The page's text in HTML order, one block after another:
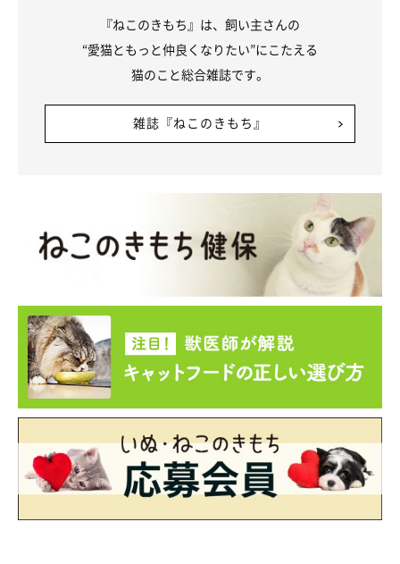
『ねこのきもち』は、飼い主さんの
“愛猫ともっと仲良くなりたい”にこたえる
猫のこと総合雑誌です。
雑誌『ねこのきもち』